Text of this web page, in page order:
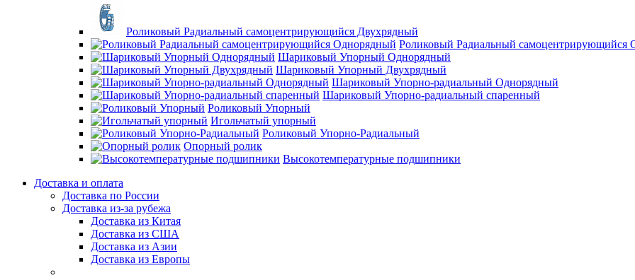
Роликовый Радиальный самоцентрирующийся Двухрядный
Роликовый Радиальный самоцентрирующийся
Шариковый Упорный Однорядный
Шариковый Упорный Двухрядный
Шариковый Упорно-радиальный Однорядный
Шариковый Упорно-радиальный спаренный
Роликовый Упорный
Игольчатый упорный
Роликовый Упорно-Радиальный
Опорный ролик
Высокотемпературные подшипники
Доставка и оплата
Доставка по России
Доставка из-за рубежа
Доставка из Китая
Доставка из США
Доставка из Азии
Доставка из Европы